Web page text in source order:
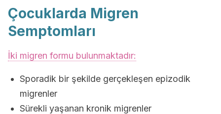
Çocuklarda Migren
Semptomları
İki migren formu bulunmaktadır:
Sporadik bir şekilde gerçekleşen epizodik
migrenler
Sürekli yaşanan kronik migrenler